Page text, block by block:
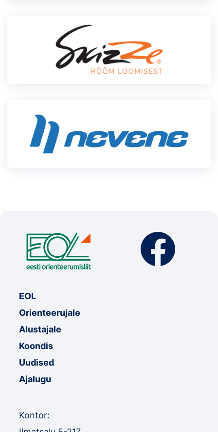
EOL
Orienteerujale
Alustajale
Koondis
Uudised
Ajalugu
Kontor: